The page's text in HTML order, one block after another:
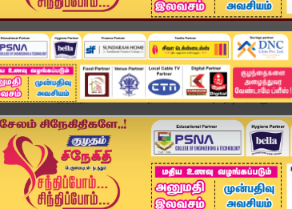
விளையாட்டு அண்மை தமிழ்நாடு சினிமா
சினிமா இறந்த விமானி என் நண்பர்.. பாலிவுட் நடிகர் உருக்கம்